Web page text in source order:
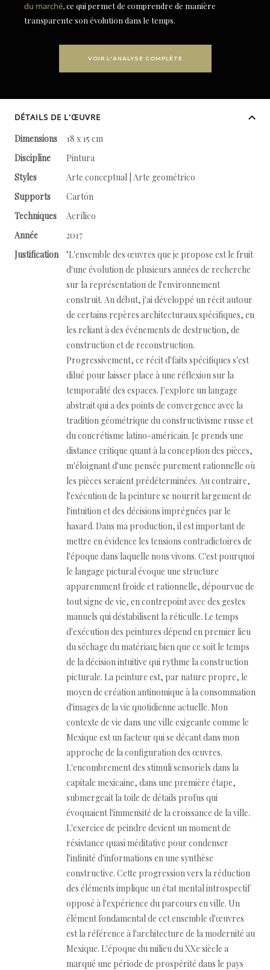
du marché, ce qui permet de comprendre de manière
transparente son évolution dans le temps.
VOIR L'ANALYSE COMPLÈTE
DÉTAILS DE L'ŒUVRE
Dimensions
18 x 15 cm
Discipline
Pintura
Styles
Arte conceptual | Arte geométrico
Supports
Cartón
Techniques
Acrílico
Année
2017
Justification
"L'ensemble des œuvres que je propose est le fruit
d'une évolution de plusieurs années de recherche
sur la représentation de l'environnement
construit. Au début, j'ai développé un récit autour
de certains repères architecturaux spécifiques, en
les reliant à des événements de destruction, de
construction et de reconstruction.
Progressivement, ce récit d'faits spécifiques s'est
dilué pour laisser place à une réflexion sur la
temporalité des espaces. J'explore un langage
abstrait qui a des points de convergence avec la
tradition géométrique du constructivisme russe et
du concrétisme latino-américain. Je prends une
distance critique quant à la conception des pièces,
m'éloignant d'une pensée purement rationnelle où
les pièces seraient prédéterminées. Au contraire,
l'exécution de la peinture se nourrit largement de
l'intuition et des décisions imprégnées par le
hasard. Dans ma production, il est important de
mettre en évidence les tensions contradictoires de
l'époque dans laquelle nous vivons. C'est pourquoi
le langage pictural évoque une structure
apparemment froide et rationnelle, dépourvue de
tout signe de vie, en contrepoint avec des gestes
manuels qui déstabilisent la réticulle. Le temps
d'exécution des peintures dépend en premier lieu
du séchage du matériau; bien que ce soit le temps
de la décision intuitive qui rythme la construction
picturale. La peinture est, par nature propre, le
moyen de création antinomique à la consommation
d'images de la vie quotidienne actuelle. Mon
contexte de vie dans une ville exigeante comme le
Mexique est un facteur qui se décant dans mon
approche de la configuration des œuvres.
L'encombrement des stimuli sensoriels dans la
capitale mexicaine, dans une première étape,
submergeait la toile de détails profus qui
évoquaient l'immensité de la croissance de la ville.
L'exercice de peindre devient un moment de
résistance quasi méditative pour condenser
l'infinité d'informations en une synthèse
constructive. Cette progression vers la réduction
des éléments implique un état mental introspectif
opposé à l'expérience du parcours en ville. Un
élément fondamental de cet ensemble d'œuvres
est la référence à l'architecture de la modernité au
Mexique. L'époque du milieu du XXe siècle a
marqué une période de prospérité dans le pays